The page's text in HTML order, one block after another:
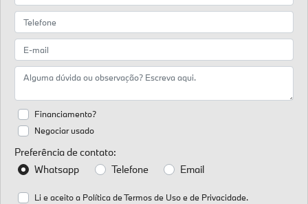
Financiamento?
Negociar usado
Preferência de contato:
Whatsapp
Telefone Email
Li e aceito a Política de Termos de Uso e de Privacidade.